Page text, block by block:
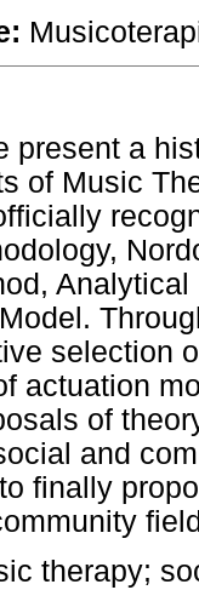
present a
of Music
selection
actuation
of
and
finally
therapy;